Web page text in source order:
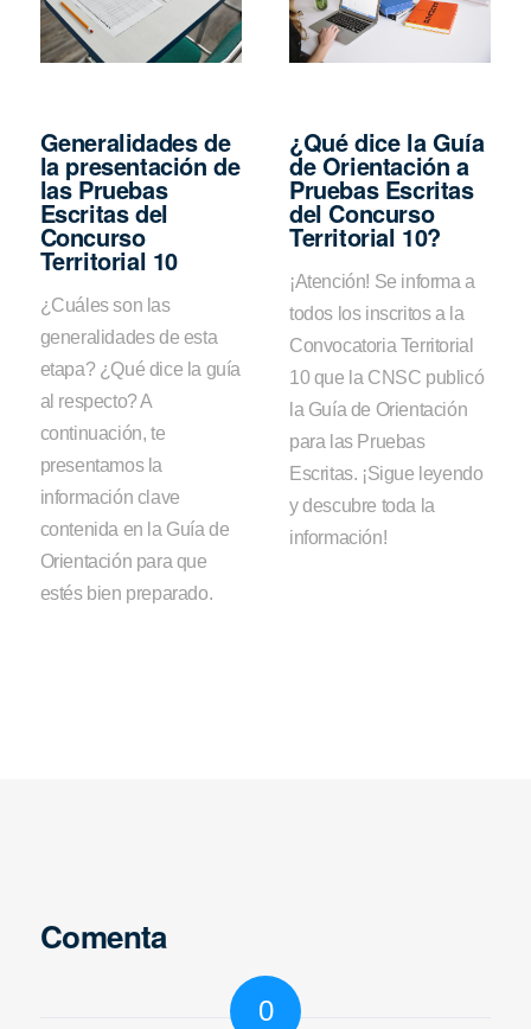
Generalidades de
la presentación de
las Pruebas
Escritas del
Concurso
Territorial 10
¿Cuáles son las
generalidades de esta
etapa? ¿Qué dice la guía
al respecto? A
continuación, te
presentamos la
información clave
contenida en la Guía de
Orientación para que
estés bien preparado.
¿Qué dice la Guía
de Orientación a
Pruebas Escritas
del Concurso
Territorial 10?
¡Atención! Se informa a
todos los inscritos a la
Convocatoria Territorial
10 que la CNSC publicó
la Guía de Orientación
para las Pruebas
Escritas. ¡Sigue leyendo
y descubre toda la
información!
Comenta
0